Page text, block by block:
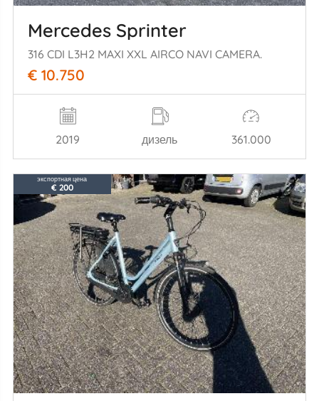
Mercedes Sprinter
316 CDI L3H2 MAXI XXL AIRCO NAVI CAMERA.
€ 10.750
2019 дизель 361.000
экспортная цена
€ 200